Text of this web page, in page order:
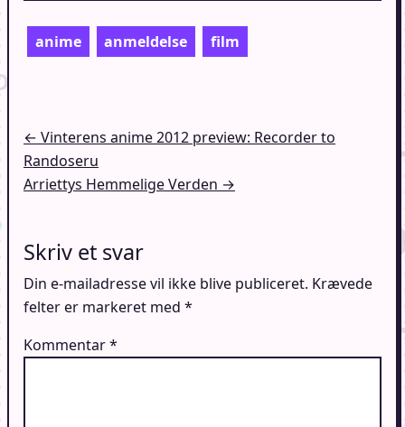
anime anmeldelse film
Indlægsnavigation
← Vinterens anime 2012 preview: Recorder to
Randoseru
Arriettys Hemmelige Verden →
Skriv et svar
Din e-mailadresse vil ikke blive publiceret. Krævede
felter er markeret med *
Kommentar*